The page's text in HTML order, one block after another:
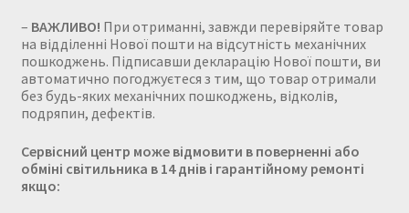
– ВАЖЛИВО! При отриманні, завжди перевіряйте товар
на відділенні Нової пошти на відсутність механічних
пошкоджень. Підписавши декларацію Нової пошти, ви
автоматично погоджуєтеся з тим, що товар отримали
без будь-яких механічних пошкоджень, відколів,
подряпин, дефектів.
Сервісний центр може відмовити в поверненні або
обміні світильника в 14 днів і гарантійному ремонті
якщо: